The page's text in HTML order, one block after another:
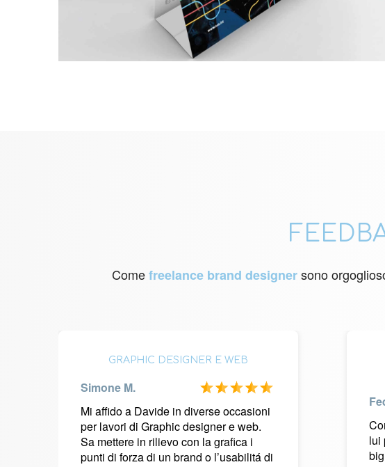
Comefreelance brand designersono
GRAPHIC DESIGNER E WEB
Mi affido a Davide in diverse occasioni
per lavori di Graphic designer e web.
Sa mettere in rilievo con la grafica i
punti di forza di un brand o l’usabilitá di
Simone M.
lui